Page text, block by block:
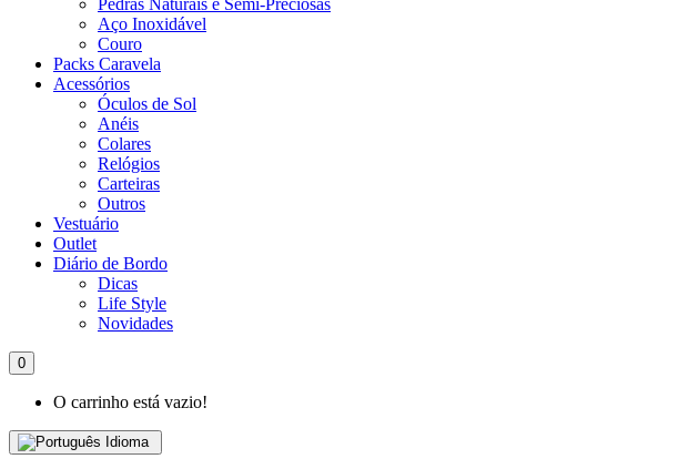
Pedras Naturais e Semi-Preciosas
Aço Inoxidável
Couro
Packs Caravela
Acessórios
Óculos de Sol
Anéis
Colares
Relógios
Carteiras
Outros
Vestuário
Outlet
Diário de Bordo
Dicas
Life Style
Novidades
0
O carrinho está vazio!
Idioma